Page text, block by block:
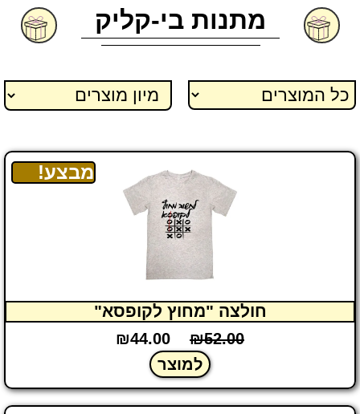
מתנות בי-קליק
מבצע!
חולצה "מחוץ לקופסא"
₪52.00
₪44.00
למוצר